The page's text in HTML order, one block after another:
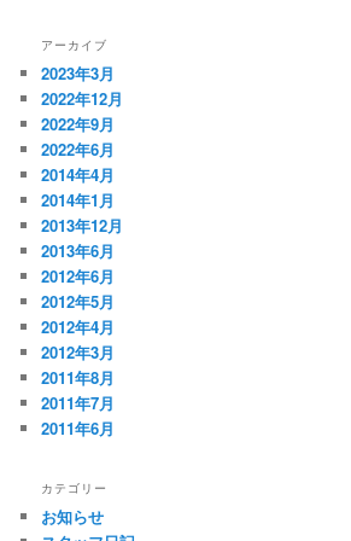
アーカイブ
2023年3月
2022年12月
2022年9月
2022年6月
2014年4月
2014年1月
2013年12月
2013年6月
2012年6月
2012年5月
2012年4月
2012年3月
2011年8月
2011年7月
2011年6月
カテゴリー
お知らせ